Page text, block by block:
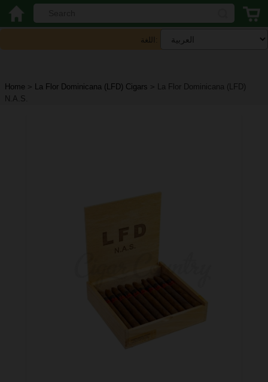
اللغة:
Home > La Flor Dominicana (LFD) Cigars > La Flor Dominicana (LFD)
N.A.S.